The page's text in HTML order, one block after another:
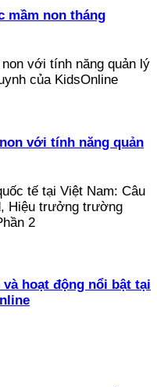
mầm non tháng
với tính năng quản
hoạt động nổi bật tại